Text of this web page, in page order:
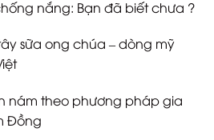
nắng: Bạn đã biết chưa ?
sữa ong chúa – dòng mỹ
nám theo phương pháp gia
Đồng